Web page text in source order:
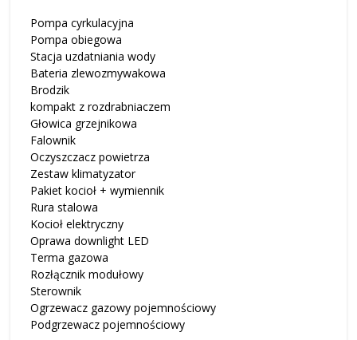
Pompa cyrkulacyjna
Pompa obiegowa
Stacja uzdatniania wody
Bateria zlewozmywakowa
Brodzik
kompakt z rozdrabniaczem
Głowica grzejnikowa
Falownik
Oczyszczacz powietrza
Zestaw klimatyzator
Pakiet kocioł + wymiennik
Rura stalowa
Kocioł elektryczny
Oprawa downlight LED
Terma gazowa
Rozłącznik modułowy
Sterownik
Ogrzewacz gazowy pojemnościowy
Podgrzewacz pojemnościowy